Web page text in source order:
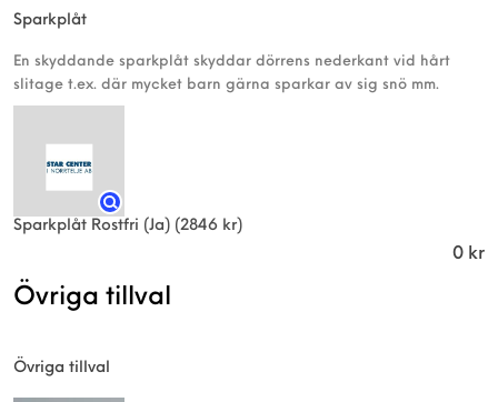
Sparkplåt
En skyddande sparkplåt skyddar dörrens nederkant vid hårt
slitage t.ex. där mycket barn gärna sparkar av sig snö mm.
Sparkplåt Rostfri (Ja) (2846 kr)
0 kr
Övriga tillval
Övriga tillval